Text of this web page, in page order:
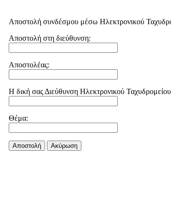
Αποστολή συνδέσμου μέσω Ηλεκτρονικού
Αποστολή στη διεύθυνση:
Αποστολέας:
Η δική σας Διεύθυνση Ηλεκτρονικού
Θέμα:
Αποστολή Aκύρωση